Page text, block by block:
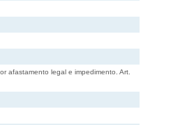
afastamento legal e impedimento. Art.